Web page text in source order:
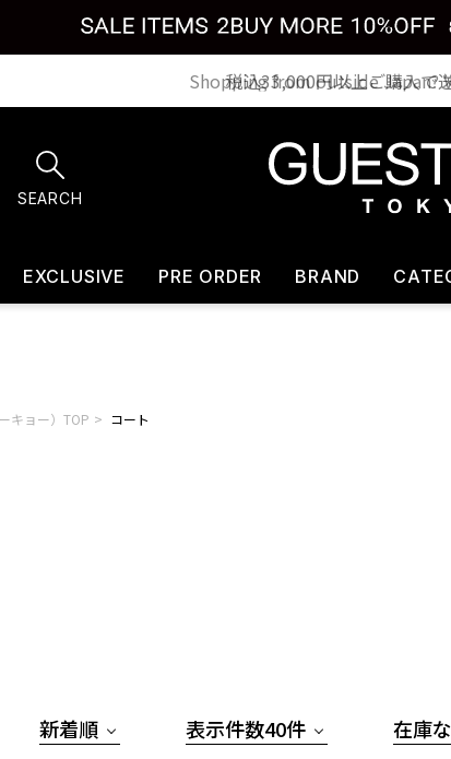
税込33,000円以上ご購入
SEARCH
EXCLUSIVE PRE ORDER BRAND
キョー）TOP コート
新着順 表示件数40件 在庫